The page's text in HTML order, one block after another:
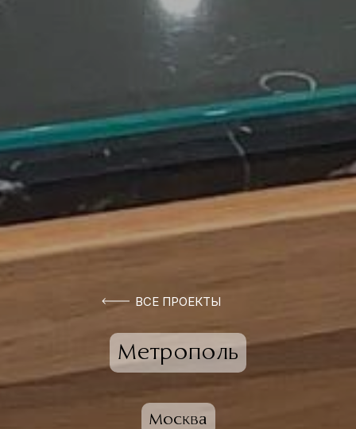
ВСЕ ПРОЕКТЫ
Метрополь
Москва